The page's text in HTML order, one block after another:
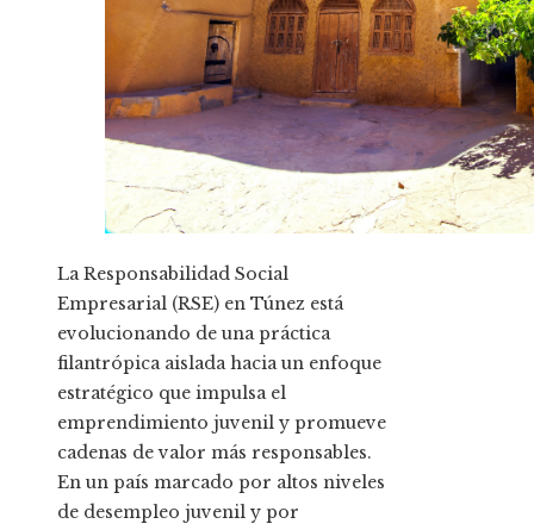
La Responsabilidad Social
Empresarial (RSE) en Túnez está
evolucionando de una práctica
filantrópica aislada hacia un enfoque
estratégico que impulsa el
emprendimiento juvenil y promueve
cadenas de valor más responsables.
En un país marcado por altos niveles
de desempleo juvenil y por